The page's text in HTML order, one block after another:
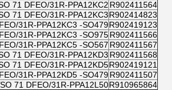
R902411564
71 DFEO/31R-PPA12KC2
R902414823
71 DFEO/31R-PPA12KC3
R902419123
31R-PPA12KC3 -SO479
R902411566
31R-PPA12KC3 -SO975
R902411567
31R-PPA12KC5 -SO567
R902411568
71 DFEO/31R-PPA12KD3
R902419121
71 DFEO/31R-PPA12KD5
R902411507
31R-PPA12KD5 -SO479
R910965864
71 DFEO/31R-PPA12L50